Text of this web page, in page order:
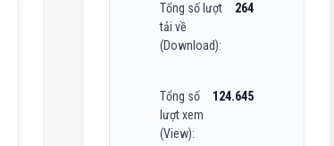
Tổng số lượt
tải về
(Download):
264
Tổng số
lượt xem
(View):
124.645